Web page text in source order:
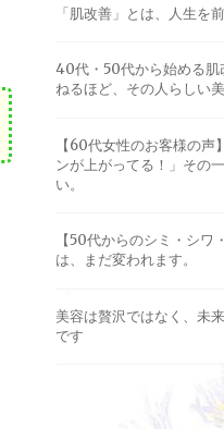
「肌改善」とは、人生を
40代・50代から始める肌
ねるほど、その人らしい
【60代女性のお客様の声
ンが上がってる！」その
い。
【50代からのシミ・シワ
は、まだ変われます。
美容は贅沢ではなく、未
です